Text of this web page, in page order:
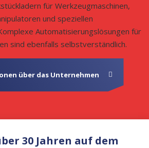
für Werkzeugmaschinen,
und speziellen
Automatisierungslösungen für
sind ebenfalls selbstverständlich.
über das Unternehmen
30 Jahren auf dem